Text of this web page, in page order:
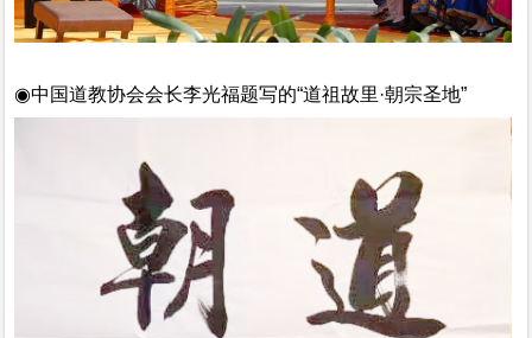
◉中国道教协会会长李光福题写的“道祖故里·朝宗圣地”